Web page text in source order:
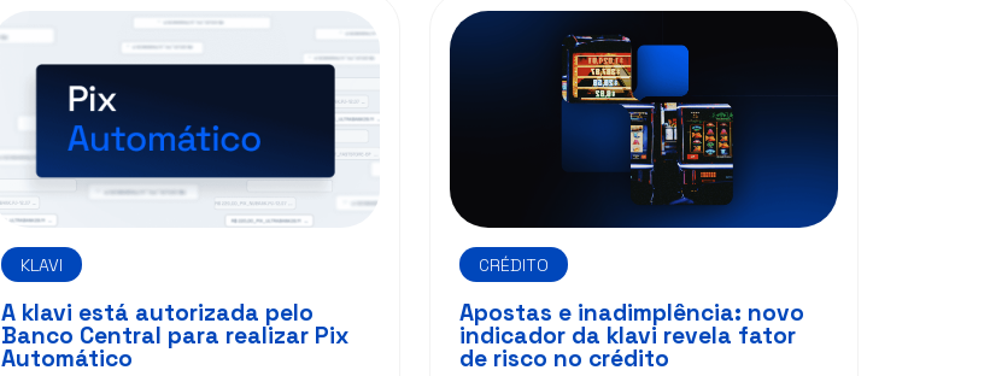
KLAVI
A klavi está autorizada pelo
Banco Central para realizar Pix
Automático
CRÉDITO
Apostas e inadimplência: novo
indicador da klavi revela fator
de risco no crédito